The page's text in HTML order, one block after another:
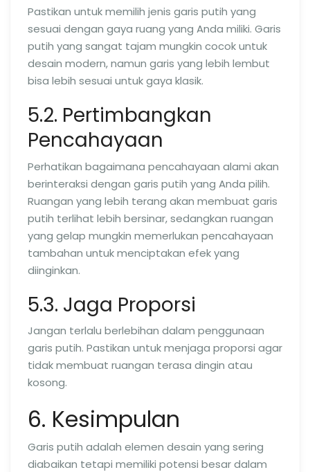
Pastikan untuk memilih jenis garis putih yang
sesuai dengan gaya ruang yang Anda miliki. Garis
putih yang sangat tajam mungkin cocok untuk
desain modern, namun garis yang lebih lembut
bisa lebih sesuai untuk gaya klasik.
5.2. Pertimbangkan
Pencahayaan
Perhatikan bagaimana pencahayaan alami akan
berinteraksi dengan garis putih yang Anda pilih.
Ruangan yang lebih terang akan membuat garis
putih terlihat lebih bersinar, sedangkan ruangan
yang gelap mungkin memerlukan pencahayaan
tambahan untuk menciptakan efek yang
diinginkan.
5.3. Jaga Proporsi
Jangan terlalu berlebihan dalam penggunaan
garis putih. Pastikan untuk menjaga proporsi agar
tidak membuat ruangan terasa dingin atau
kosong.
6. Kesimpulan
Garis putih adalah elemen desain yang sering
diabaikan tetapi memiliki potensi besar dalam